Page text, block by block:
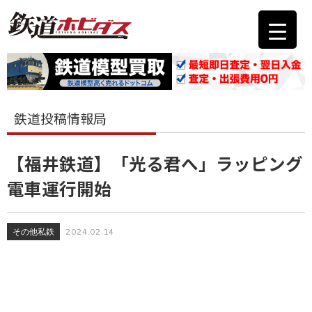
鉄道投稿情報局
【福井鉄道】「光る君へ」ラッピング
電車運行開始
その他私鉄 2024.02.14